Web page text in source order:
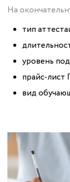
На
тип
уровень
прайс-лист
вид